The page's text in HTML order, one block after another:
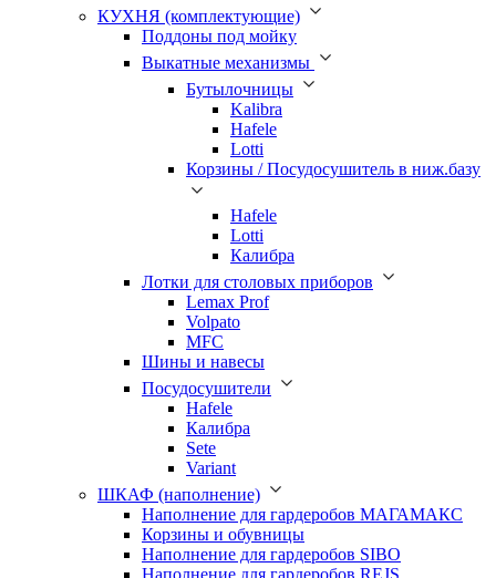
КУХНЯ (комплектующие)
Поддоны под мойку
Выкатные механизмы
Бутылочницы
Kalibra
Hafele
Lotti
Корзины / Посудосушитель в ниж.базу
Hafele
Lotti
Калибра
Лотки для столовых приборов
Lemax Prof
Volpato
MFC
Шины и навесы
Посудосушители
Hafele
Калибра
Sete
Variant
ШКАФ (наполнение)
Наполнение для гардеробов МАГАМАКС
Корзины и обувницы
Наполнение для гардеробов SIBO
Наполнение для гардеробов REJS